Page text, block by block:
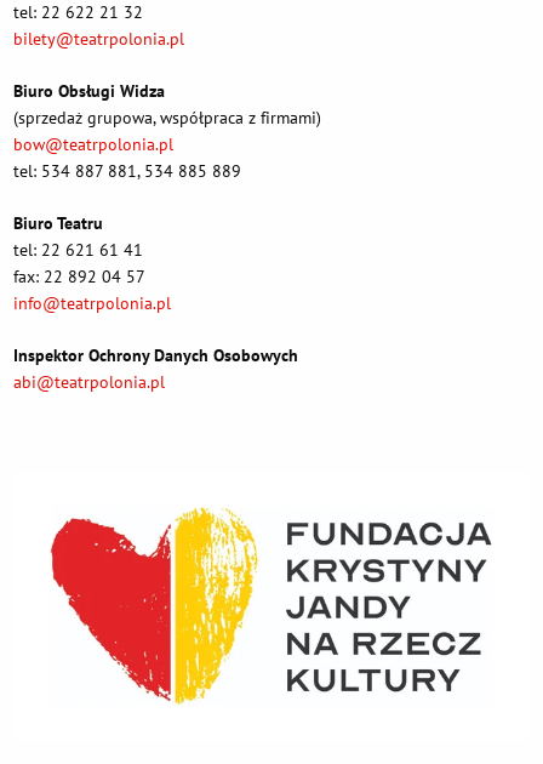
tel: 22 622 21 32
bilety@teatrpolonia.pl
Biuro Obsługi Widza
(sprzedaż grupowa, współpraca z firmami)
bow@teatrpolonia.pl
tel: 534 887 881, 534 885 889
Biuro Teatru
tel: 22 621 61 41
fax: 22 892 04 57
info@teatrpolonia.pl
Inspektor Ochrony Danych Osobowych
abi@teatrpolonia.pl